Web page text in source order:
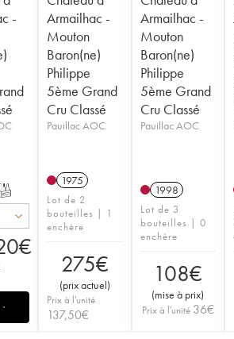
-
€
Armailhac -
Mouton
Baron(ne)
Philippe
5ème Grand
Cru Classé
Pauillac AOC
1975
Lot de 2
bouteilles | 1
enchère
275€
(prix actuel)
Prix à l'unité
137,50€
Armailhac -
Mouton
Baron(ne)
Philippe
5ème Grand
Cru Classé
Pauillac AOC
1998
Lot de 3
bouteilles | 0
enchère
108€
(mise à prix)
Prix à l'unité 36€